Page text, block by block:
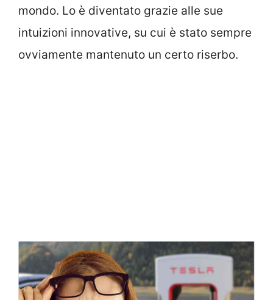
mondo. Lo è diventato grazie alle sue
intuizioni innovative, su cui è stato sempre
ovviamente mantenuto un certo riserbo.